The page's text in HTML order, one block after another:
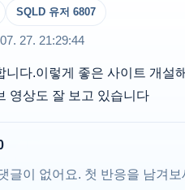
SQLD 유저 6807
27. 21:29:44
니다.이렇게 좋은 사이트 개설
영상도 잘 보고 있습니다
글이 없어요. 첫 반응을 남겨보